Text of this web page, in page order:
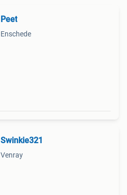
Peet
Enschede
Swinkie321
Venray